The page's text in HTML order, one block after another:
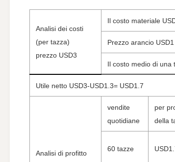
Analisi dei costi
(per tazza)
prezzo USD3
Il costo materiale
Prezzo arancio USD1
Il costo medio di una
Utile netto USD3-USD1.3= USD1.7
Analisi di profitto
vendite
quotidiane
per
della
60 tazze